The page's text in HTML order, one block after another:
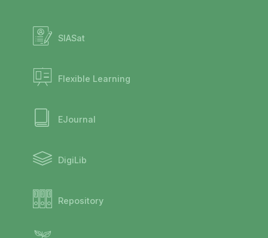
SIASat
Flexible Learning
EJournal
DigiLib
Repository